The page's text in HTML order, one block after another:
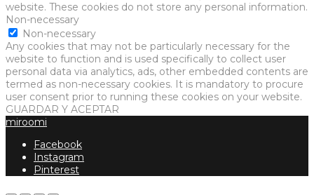
website. These cookies do not store any personal information.
Non-necessary
Non-necessary
Any cookies that may not be particularly necessary for the
website to function and is used specifically to collect user
personal data via analytics, ads, other embedded contents are
termed as non-necessary cookies. It is mandatory to procure
user consent prior to running these cookies on your website.
GUARDAR Y ACEPTAR
miroomi
Facebook
Instagram
Pinterest